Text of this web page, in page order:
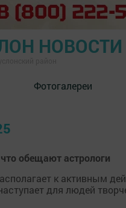
НОВОСТИ
Фотогалереи
обещают астрологи
к активным
для людей